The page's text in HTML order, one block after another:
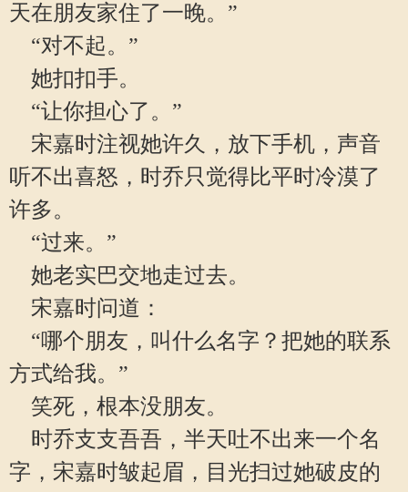
天在朋友家住了一晚。”
“对不起。”
她扣扣手。
“让你担心了。”
宋嘉时注视她许久，放下手机，声音
听不出喜怒，时乔只觉得比平时冷漠了
许多。
“过来。”
她老实巴交地走过去。
宋嘉时问道：
“哪个朋友，叫什么名字？把她的联系
方式给我。”
笑死，根本没朋友。
时乔支支吾吾，半天吐不出来一个名
字，宋嘉时皱起眉，目光扫过她破皮的